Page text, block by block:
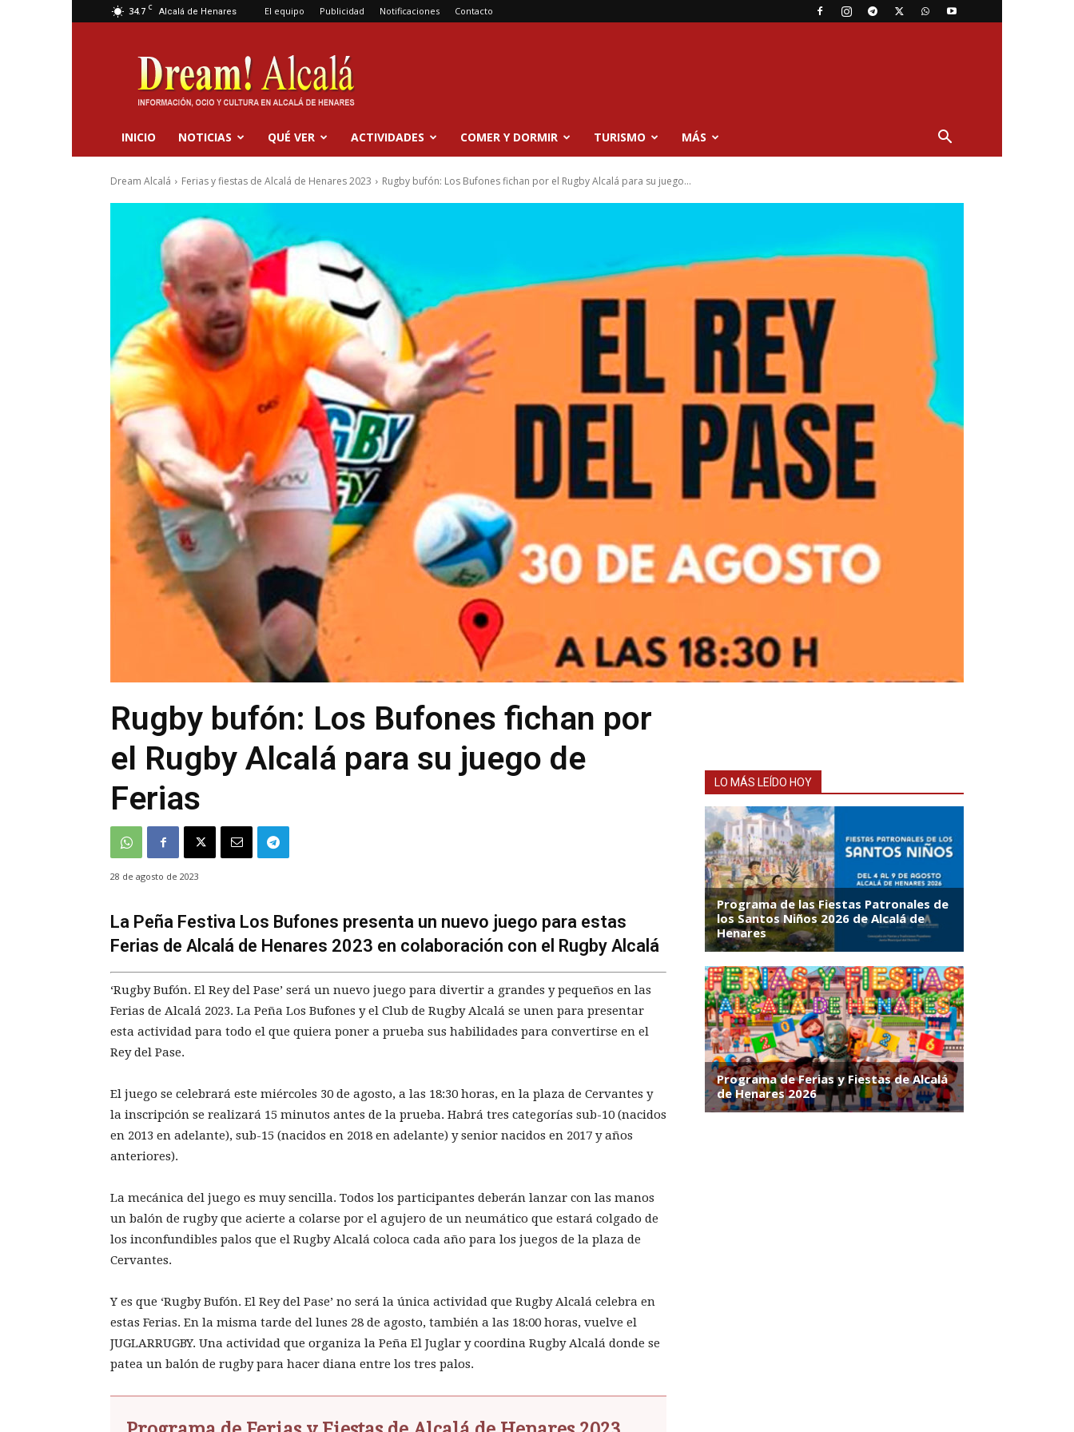
34.7 C Alcalá de Henares El equipo Publicidad Notificaciones Contacto
Dream
Alcalá
INICIO NOTICIAS QUÉ VER ACTIVIDADES COMER Y DORMIR TURISMO MÁS
Dream Alcalá Ferias y fiestas de Alcalá de Henares 2023 Rugby bufón: Los Bufones fichan por el Rugby Alcalá para su juego...
Rugby bufón: Los Bufones fichan por
el Rugby Alcalá para su juego de
Ferias
28 de agosto de 2023
La Peña Festiva Los Bufones presenta un nuevo juego para estas
Ferias de Alcalá de Henares 2023 en colaboración con el Rugby Alcalá
‘Rugby Bufón. El Rey del Pase’ será un nuevo juego para divertir a grandes y pequeños en las
Ferias de Alcalá 2023. La Peña Los Bufones y el Club de Rugby Alcalá se unen para presentar
esta actividad para todo el que quiera poner a prueba sus habilidades para convertirse en el
Rey del Pase.
El juego se celebrará este miércoles 30 de agosto, a las 18:30 horas, en la plaza de Cervantes y
la inscripción se realizará 15 minutos antes de la prueba. Habrá tres categorías sub-10 (nacidos
en 2013 en adelante), sub-15 (nacidos en 2018 en adelante) y senior nacidos en 2017 y años
anteriores).
La mecánica del juego es muy sencilla. Todos los participantes deberán lanzar con las manos
un balón de rugby que acierte a colarse por el agujero de un neumático que estará colgado de
los inconfundibles palos que el Rugby Alcalá coloca cada año para los juegos de la plaza de
Cervantes.
Y es que ‘Rugby Bufón. El Rey del Pase’ no será la única actividad que Rugby Alcalá celebra en
estas Ferias. En la misma tarde del lunes 28 de agosto, también a las 18:00 horas, vuelve el
JUGLARRUGBY. Una actividad que organiza la Peña El Juglar y coordina Rugby Alcalá donde se
patea un balón de rugby para hacer diana entre los tres palos.
LO MÁS LEÍDO HOY